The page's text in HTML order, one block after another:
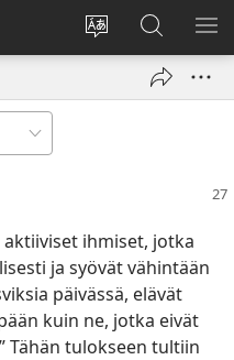
Vaihda
sivuston
Kirjaudu
(avaa
Hae
JW.ORG-
sivustolta
ihmiset, jotka
ja syövät vähintään
päivässä, elävät
kuin ne, jotka eivät
Tähän tulokseen tultiin